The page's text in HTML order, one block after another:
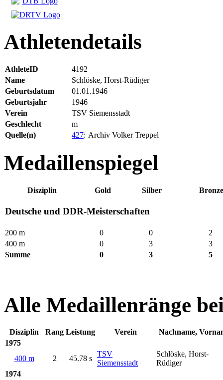
Athletendetails
AthleteID
4192
Name
Schlöske, Horst-Rüdiger
Geburtsdatum
01.01.1946
Geburtsjahr
1946
Verein
TSV Siemensstadt
Geschlecht
m
Quelle(n)
427: Archiv Volker Treppel
Medaillenspiegel
Disziplin Gold Silber Bronze
Deutsche und DDR-Meisterschaften
200 m 0 0
2
400 m
0 3
3
Summe
0 3 5
Alle Medaillenränge
Disziplin Rang Leistung Verein
Nachname,
1975
400 m
2 45.78 s
TSV
Siemensstadt
Schlöske, Horst-
Rüdiger
1974